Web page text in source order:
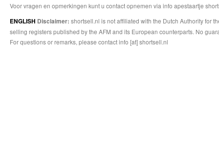
Voor vragen en opmerkingen kunt u contact opnemen via info apestaartje
ENGLISH Disclaimer: shortsell.nl is not affiliated with the Dutch Authority for
selling registers published by the AFM and its European counterparts. No
For questions or remarks, please contact info [at] shortsell.nl